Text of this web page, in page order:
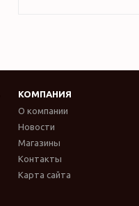
КОМПАНИЯ
О компании
Новости
Магазины
Контакты
Карта сайта